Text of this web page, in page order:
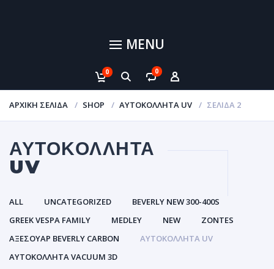
MENU
0 0
ΑΡΧΙΚΉ ΣΕΛΊΔΑ SHOP ΑΥΤΟΚΌΛΛΗΤΑ UV ΣΕΛΊΔΑ 2
ΑΥΤΟΚΌΛΛΗΤΑ
UV
ALL UNCATEGORIZED
BEVERLY NEW 300-400S
GREEK VESPA FAMILY
MEDLEY NEW
ZONTES
ΑΞΕΣΟΥΑΡ BEVERLY CARBON
ΑΥΤΟΚΌΛΛΗΤΑ UV
ΑΥΤΟΚΌΛΛΗΤΑ VACUUM 3D